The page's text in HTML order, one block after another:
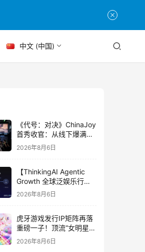
中文 (中国)
《代号：对决》ChinaJoy
首秀收官：从线下爆满看
见玩家的真实期待
2026年8月6日
【ThinkingAI Agentic
Growth 全球泛娱乐行业
峰会】Agent 时代，人到
2026年8月6日
虎牙游戏发行IP矩阵再落
重磅一子！顶流“女明星”
ZANMANG LOOPY 正版
3D消除手游《消消奇遇》
2026年8月6日